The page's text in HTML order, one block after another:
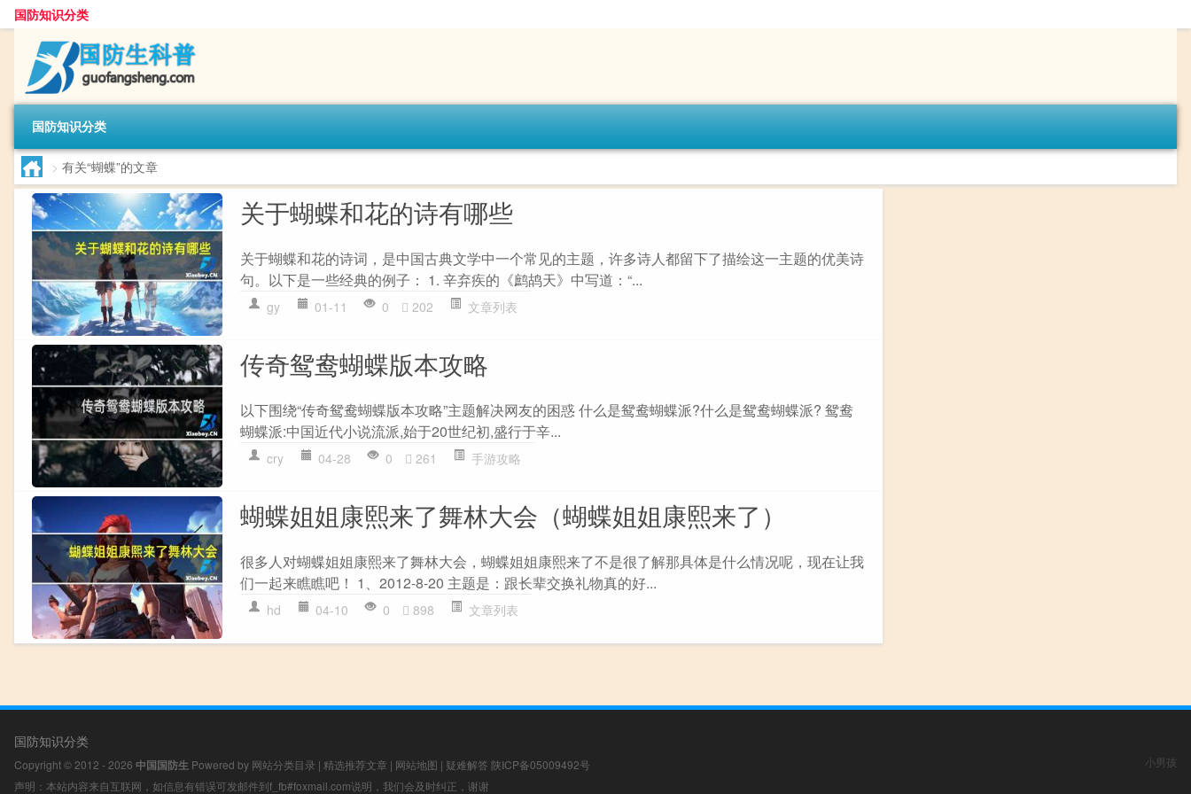
国防知识分类
国防知识分类
> 有关“蝴蝶”的文章
关于蝴蝶和花的诗有哪些
关于蝴蝶和花的诗词，是中国古典文学中一个常见的主题，许多诗人都留下了描绘这一主题的优美诗
句。以下是一些经典的例子： 1. 辛弃疾的《鹧鸪天》中写道：“...
gy 01-11 0 202 文章列表
传奇鸳鸯蝴蝶版本攻略
以下围绕“传奇鸳鸯蝴蝶版本攻略”主题解决网友的困惑 什么是鸳鸯蝴蝶派?什么是鸳鸯蝴蝶派? 鸳鸯
蝴蝶派:中国近代小说流派,始于20世纪初,盛行于辛...
cry 04-28 0 261 手游攻略
蝴蝶姐姐康熙来了舞林大会（蝴蝶姐姐康熙来了）
很多人对蝴蝶姐姐康熙来了舞林大会，蝴蝶姐姐康熙来了不是很了解那具体是什么情况呢，现在让我
们一起来瞧瞧吧！ 1、2012-8-20 主题是：跟长辈交换礼物真的好...
hd 04-10 0 898 文章列表
国防知识分类
Copyright © 2012 - 2026 中国国防生 Powered by 网站分类目录 | 精选推荐文章 | 网站地图 | 疑难解答 陕ICP备05009492号
声明：本站内容来自互联网，如信息有错误可发邮件到f_fb#foxmail.com说明，我们会及时纠正，谢谢
小男孩